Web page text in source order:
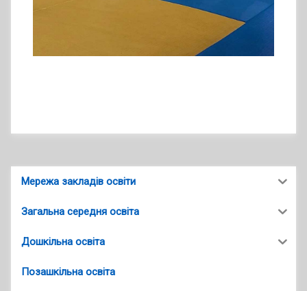
Мережа закладів освіти
Загальна середня освіта
Дошкільна освіта
Позашкільна освіта